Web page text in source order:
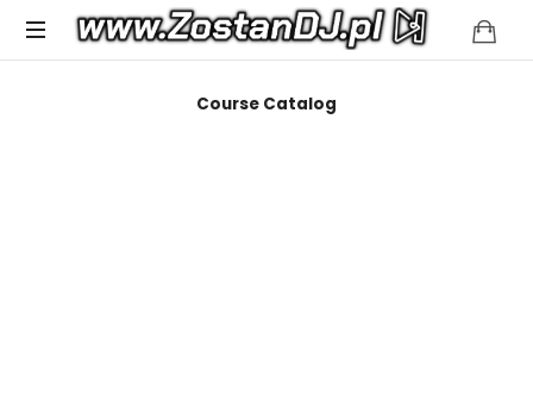
Course Catalog